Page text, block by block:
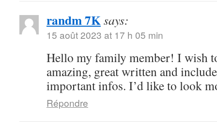
randm 7Ksays:
15 août 2023 at 17 h 05 min
Hello my family member! I wish
amazing, great written and
important infos. I’d like to look
Répondre